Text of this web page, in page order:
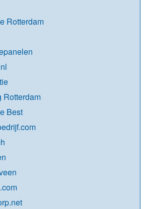
Rotterdam
Rotterdam
Best